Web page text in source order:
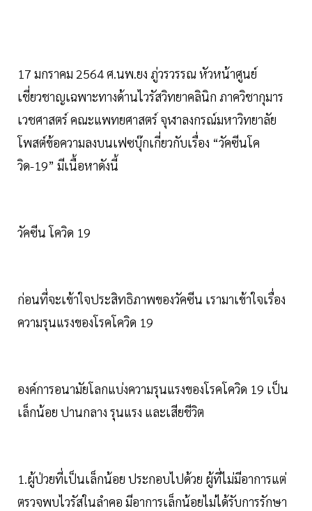
17 มกราคม 2564 ศ.นพ.ยง ภู่วรวรรณ หัวหน้าศูนย์
เชี่ยวชาญเฉพาะทางด้านไวรัสวิทยาคลินิก ภาควิชากุมาร
เวชศาสตร์ คณะแพทยศาสตร์ จุฬาลงกรณ์มหาวิทยาลัย
โพสต์ข้อความลงบนเฟซบุ๊กเกี่ยวกับเรื่อง “วัคซีนโค
วิด-19” มีเนื้อหาดังนี้
วัคซีน โควิด 19
ก่อนที่จะเข้าใจประสิทธิภาพของวัคซีน เรามาเข้าใจเรื่อง
ความรุนแรงของโรคโควิด 19
องค์การอนามัยโลกแบ่งความรุนแรงของโรคโควิด 19 เป็น
เล็กน้อย ปานกลาง รุนแรง และเสียชีวิต
1.ผู้ป่วยที่เป็นเล็กน้อย ประกอบไปด้วย ผู้ที่ไม่มีอาการแต่
ตรวจพบไวรัสในลำคอ มีอาการเล็กน้อยไม่ได้รับการรักษา